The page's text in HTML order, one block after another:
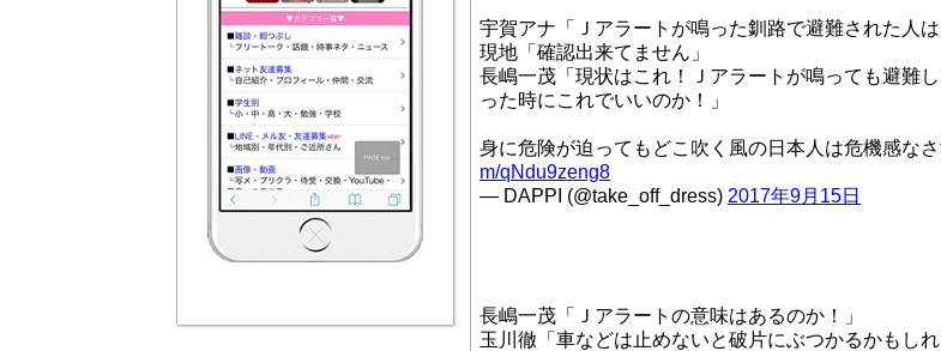
宇賀アナ「Ｊアラートが鳴った釧路で避難された人は
現地「確認出来てません」
長嶋一茂「現状はこれ！Ｊアラートが鳴っても避難
った時にこれでいいのか！」
身に危険が迫ってもどこ吹く風の日本人は危機感な
m/qNdu9zeng8
— DAPPI (@take_off_dress) 2017年9月15日
長嶋一茂「Ｊアラートの意味はあるのか！」
玉川徹「車などは止めないと破片にぶつかるかもしれ